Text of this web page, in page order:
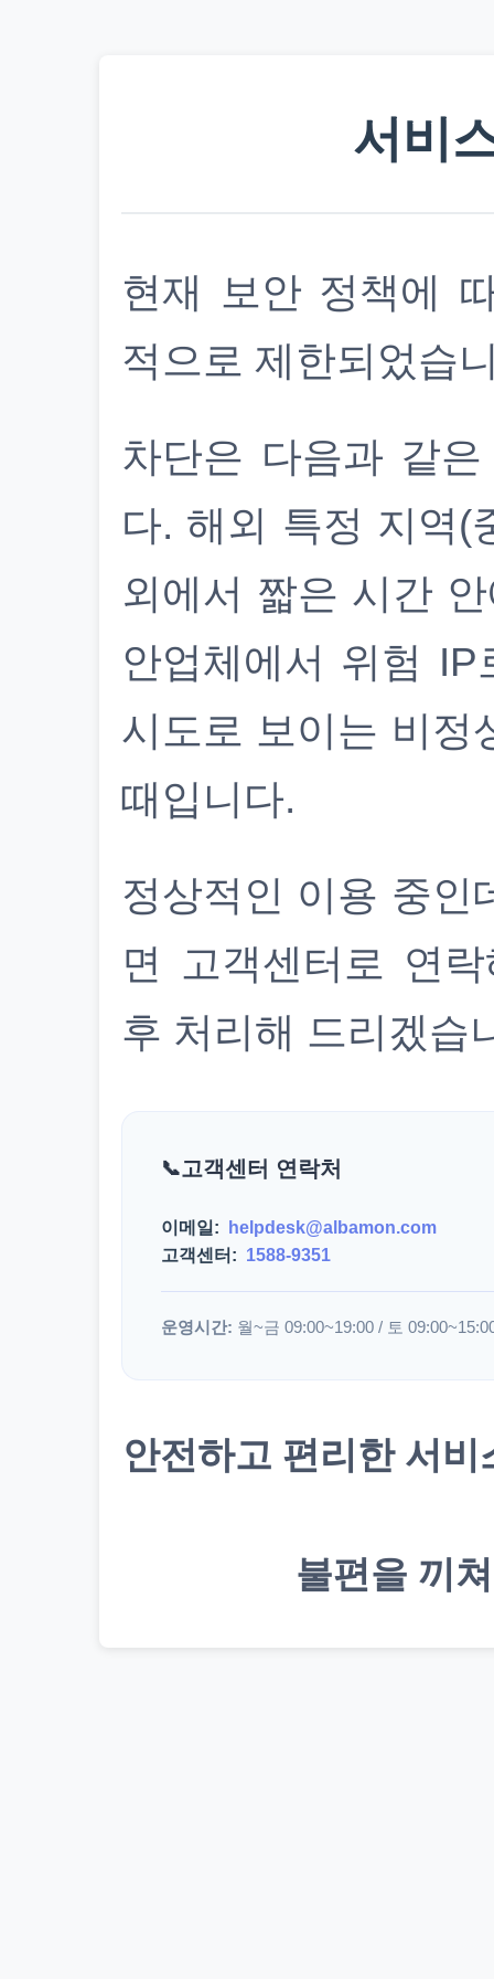
서비
현재 보안 정책에
적으로 제한되었습
차단은 다음과 같
다. 해외 특정 지역(
외에서 짧은 시간
안업체에서 위험
시도로 보이는 비정
때입니다.
정상적인 이용 중인
면 고객센터로 연
후 처리해 드리겠습
고객센터 연락처
이메일:
helpdesk@albamon.com
고객센터: 1588-9351
운영시간: 월~금 09:00~19:00 / 토
안전하고 편리한 서
불편을 끼